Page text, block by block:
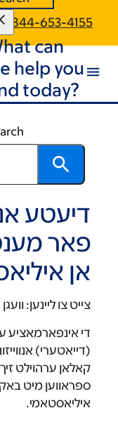
844-653-4155
can
help you
today?
Education
דיעטע
פאר
אן
צייט צו ליינען:וועגן 11 מינוט
די אינפארמאציע
(דייאטערי)
קאלאן ערהוילט זיך.
ספראווען מיט
איליאסטאמי.